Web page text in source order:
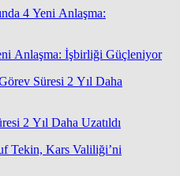
Anlaşma: İşbirliği Güçleniyor
2 Yıl Daha Uzatıldı